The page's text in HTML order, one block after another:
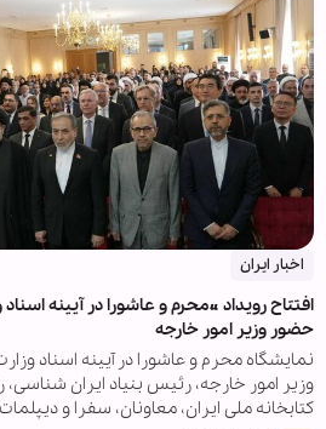
اخبار ایران
افتتاح رویداد «محرم و عاشورا در آیینه
حضور وزیر امور خارجه
نمایشگاه محرم و عاشورا در آیینه اسناد
وزیر امور خارجه، رئیس بنیاد ایران
کتابخانه ملی ایران، معاونان، سفرا و